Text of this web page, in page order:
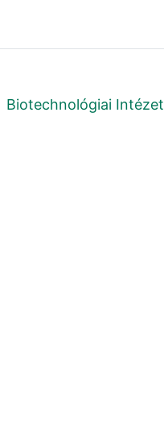
Biotechnológiai Intézet